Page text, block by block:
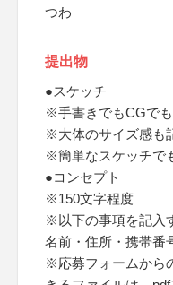
つわ
提出物
●スケッチ
※手書きでもCGで
※大体のサイズ感も
※簡単なスケッチで
●コンセプト
※150文字程度
※以下の事項を記入
名前・住所・携帯番
※応募フォームから